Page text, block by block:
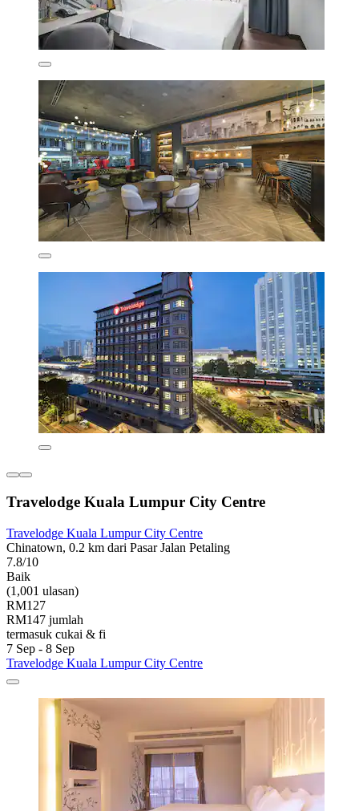
Travelodge Kuala Lumpur City Centre
Travelodge Kuala Lumpur City Centre
Chinatown, 0.2 km dari Pasar Jalan Petaling
7.8/10
Baik
(1,001 ulasan)
RM127
RM147 jumlah
termasuk cukai & fi
7 Sep - 8 Sep
Travelodge Kuala Lumpur City Centre